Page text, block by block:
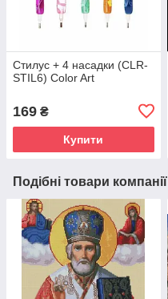
Стилус + 4 насадки (CLR-
STIL6) Color Art
169 ₴
Купити
Подібні товари компанії